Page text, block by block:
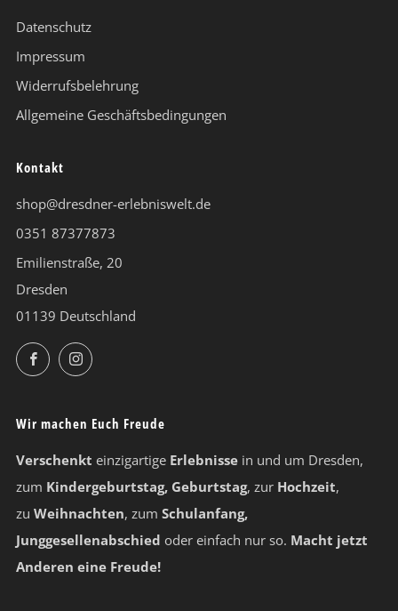
Datenschutz
Impressum
Widerrufsbelehrung
Allgemeine Geschäftsbedingungen
Kontakt
shop@dresdner-erlebniswelt.de
0351 87377873
Emilienstraße, 20
Dresden
01139 Deutschland
FacebookInstagram
Wir machen Euch Freude
Verschenkt einzigartige Erlebnisse in und um Dresden,
zum Kindergeburtstag, Geburtstag, zur Hochzeit,
zu Weihnachten, zum Schulanfang,
Junggesellenabschied oder einfach nur so. Macht jetzt
Anderen eine Freude!